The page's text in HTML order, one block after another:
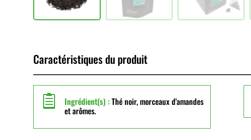
Caractéristiques du produit
 Ingrédient(s) :Thé noir, morceaux d'amandes
et arômes.